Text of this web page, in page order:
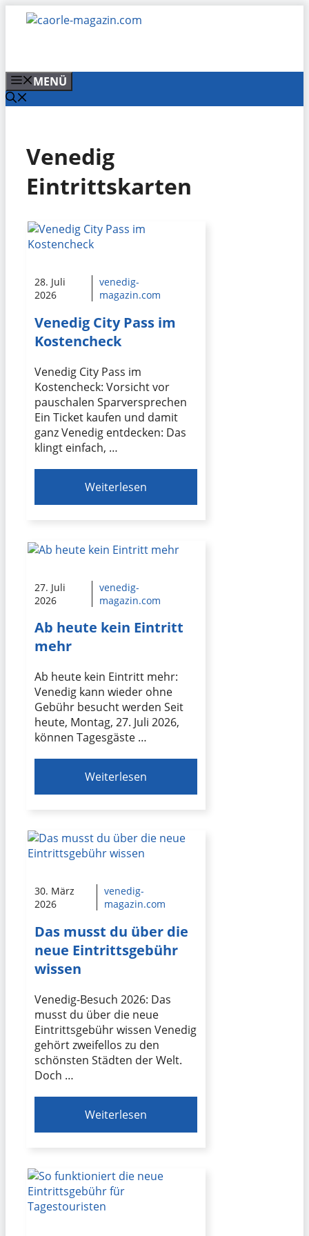
Zum
Inhalt
MENÜ
Venedig
Eintrittskarten
28. Juli
2026
venedig-
magazin.com
Venedig City Pass im
Kostencheck
Venedig City Pass im
Kostencheck: Vorsicht vor
pauschalen Sparversprechen
Ein Ticket kaufen und damit
ganz Venedig entdecken: Das
klingt einfach, …
Weiterlesen
27. Juli
2026
venedig-
magazin.com
Ab heute kein Eintritt
mehr
Ab heute kein Eintritt mehr:
Venedig kann wieder ohne
Gebühr besucht werden Seit
heute, Montag, 27. Juli 2026,
können Tagesgäste …
Weiterlesen
30. März
2026
venedig-
magazin.com
Das musst du über die
neue Eintrittsgebühr
wissen
Venedig-Besuch 2026: Das
musst du über die neue
Eintrittsgebühr wissen Venedig
gehört zweifellos zu den
schönsten Städten der Welt.
Doch …
Weiterlesen